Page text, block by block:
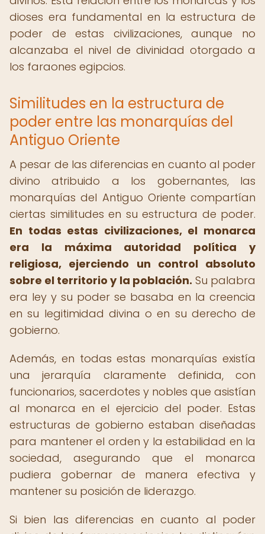
dioses era fundamental en la estructura de
poder de estas civilizaciones, aunque no
alcanzaba el nivel de divinidad otorgado a
los faraones egipcios.
Similitudes en la estructura de
poder entre las monarquías del
Antiguo Oriente
A pesar de las diferencias en cuanto al poder
divino atribuido a los gobernantes, las
monarquías del Antiguo Oriente compartían
ciertas similitudes en su estructura de poder.
En todas estas civilizaciones, el monarca
era la máxima autoridad política y
religiosa, ejerciendo un control absoluto
sobre el territorio y la población. Su palabra
era ley y su poder se basaba en la creencia
en su legitimidad divina o en su derecho de
gobierno.
Además, en todas estas monarquías existía
una jerarquía claramente definida, con
funcionarios, sacerdotes y nobles que asistían
al monarca en el ejercicio del poder. Estas
estructuras de gobierno estaban diseñadas
para mantener el orden y la estabilidad en la
sociedad, asegurando que el monarca
pudiera gobernar de manera efectiva y
mantener su posición de liderazgo.
Si bien las diferencias en cuanto al poder